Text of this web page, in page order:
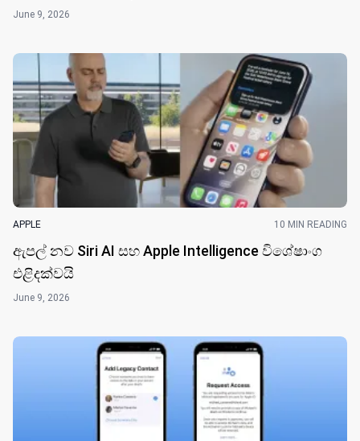
June 9, 2026
APPLE 10 MIN READING
ඇපල් නව Siri AI සහ Apple Intelligence විශේෂාංග
එළිදක්වයි
June 9, 2026